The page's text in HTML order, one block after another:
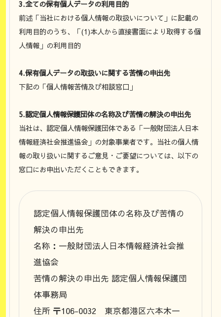
3.全ての保有個人データの利用目的
前述「当社における個人情報の取扱いについて」に記載の
利用目的のうち、「(1)本人から直接書面により取得する個
人情報」の利用目的
4.保有個人データの取扱いに関する苦情の申出先
下記の「個人情報苦情及び相談窓口」
5.認定個人情報保護団体の名称及び苦情の解決の申出先
当社は、認定個人情報保護団体である「一般財団法人日本
情報経済社会推進協会」の対象事業者です。当社の個人情
報の取り扱いに関するご意見・ご要望については、以下の
窓口にお申出いただくこともできます。
認定個人情報保護団体の名称及び苦情の
解決の申出先
名称：一般財団法人日本情報経済社会推
進協会
苦情の解決の申出先 認定個人情報保護団
体事務局
住所 〒106-0032 東京都港区六本木一